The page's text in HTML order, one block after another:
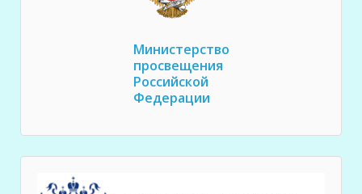
Министерство
просвещения
Российской
Федерации